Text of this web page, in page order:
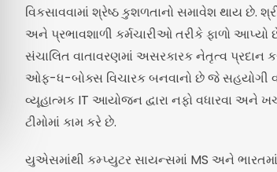
વિકસાવવામાં શ્રેષ્ઠ કુશળતાનો સમાવેશ થાય છે.
અને પ્રભાવશાળી કર્મચારીઓ તરીકે ફાળો આપ્યો
સંચાલિત વાતાવરણમાં અસરકારક નેતૃત્વ
ઓફ-ધ-બોક્સ વિચારક બનવાનો છે જે સહયોગી
વ્યૂહાત્મક IT આયોજન દ્વારા નફો વધારવા અને
ટીમોમાં કામ કરે છે.
યુએસમાંથી કમ્પ્યુટર સાયન્સમાં MS અને